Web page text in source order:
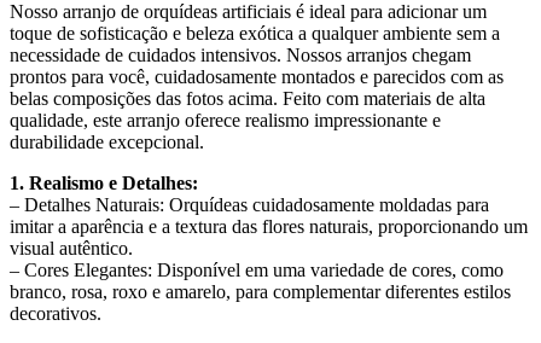
Nosso arranjo de orquídeas artificiais é ideal para adicionar um
toque de sofisticação e beleza exótica a qualquer ambiente sem a
necessidade de cuidados intensivos. Nossos arranjos chegam
prontos para você, cuidadosamente montados e parecidos com as
belas composições das fotos acima. Feito com materiais de alta
qualidade, este arranjo oferece realismo impressionante e
durabilidade excepcional.
1. Realismo e Detalhes:
– Detalhes Naturais: Orquídeas cuidadosamente moldadas para
imitar a aparência e a textura das flores naturais, proporcionando um
visual autêntico.
– Cores Elegantes: Disponível em uma variedade de cores, como
branco, rosa, roxo e amarelo, para complementar diferentes estilos
decorativos.